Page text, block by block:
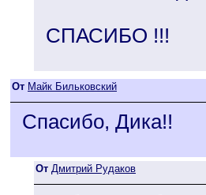
СПАСИБО !!!
От Майк Бильковский
Спасибо, Дика!!
От Дмитрий Рудаков